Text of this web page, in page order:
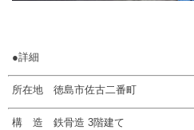
●詳細
所在地 徳島市佐古二番町
構 造 鉄骨造 3階建て